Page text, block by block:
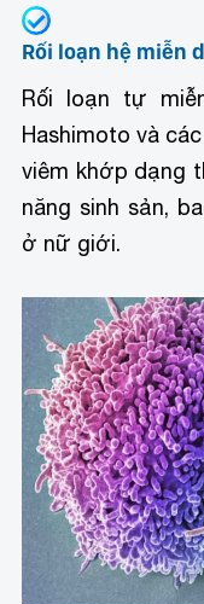
Rối loạn hệ miễn
Rối loạn tự
Hashimoto và
viêm khớp dạng
năng sinh sản,
ở nữ giới.